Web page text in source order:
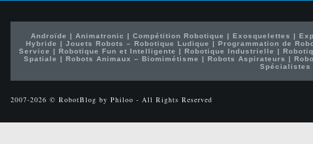
Androïde | Animatronic | Compétition Robotique | Exosquelettes |
Hybride |Jouets Robots – Robotique Ludique |Programmation de
Service | Robotique Fun et Intelligente | Robotique Industrielle |
Spatiale | Robots Animaux – Biomimétisme | Robots Aspirateurs |
Spécialistes
2007-2026 © RobotBlog by Philoo - All Rights Reserved